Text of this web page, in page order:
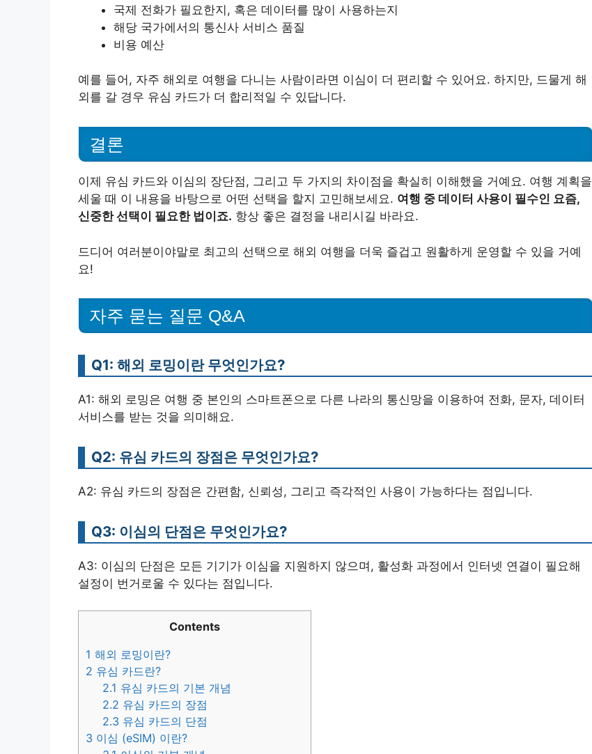
국제 전화가 필요한지, 혹은 데이터를 많이 사용하는지
해당 국가에서의 통신사 서비스 품질
비용 예산
예를 들어, 자주 해외로 여행을 다니는 사람이라면 이심이 더 편리할 수 있어요. 하지만, 드물게 해
외를 갈 경우 유심 카드가 더 합리적일 수 있답니다.
결론
이제 유심 카드와 이심의 장단점, 그리고 두 가지의 차이점을 확실히 이해했을 거예요. 여행 계획을
세울 때 이 내용을 바탕으로 어떤 선택을 할지 고민해보세요. 여행 중 데이터 사용이 필수인 요즘,
신중한 선택이 필요한 법이죠. 항상 좋은 결정을 내리시길 바라요.
드디어 여러분이야말로 최고의 선택으로 해외 여행을 더욱 즐겁고 원활하게 운영할 수 있을 거예
요!
자주 묻는 질문 Q&A
Q1: 해외 로밍이란 무엇인가요?
A1: 해외 로밍은 여행 중 본인의 스마트폰으로 다른 나라의 통신망을 이용하여 전화, 문자, 데이터
서비스를 받는 것을 의미해요.
Q2: 유심 카드의 장점은 무엇인가요?
A2: 유심 카드의 장점은 간편함, 신뢰성, 그리고 즉각적인 사용이 가능하다는 점입니다.
Q3: 이심의 단점은 무엇인가요?
A3: 이심의 단점은 모든 기기가 이심을 지원하지 않으며, 활성화 과정에서 인터넷 연결이 필요해
설정이 번거로울 수 있다는 점입니다.
Contents
1 해외 로밍이란?
2 유심 카드란?
2.1 유심 카드의 기본 개념
2.2 유심 카드의 장점
2.3 유심 카드의 단점
3 이심 (eSIM) 이란?